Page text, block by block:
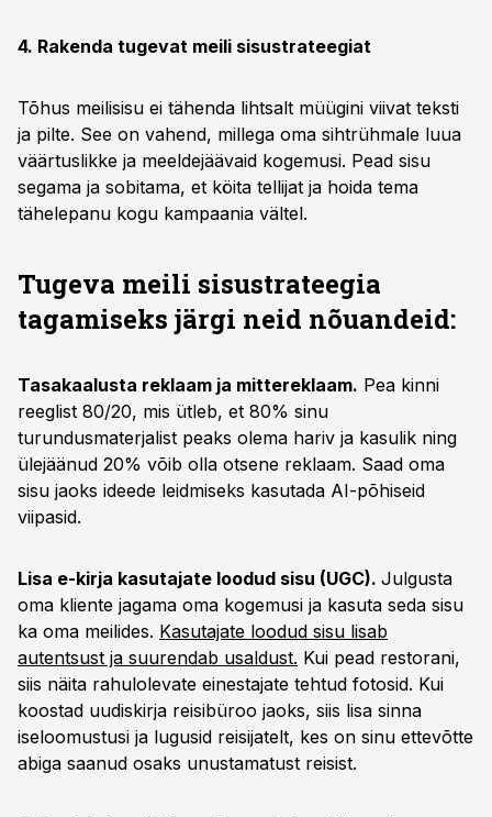
4. Rakenda tugevat meili sisustrateegiat
Tõhus meilisisu ei tähenda lihtsalt müügini viivat teksti
ja pilte. See on vahend, millega oma sihtrühmale luua
väärtuslikke ja meeldejäävaid kogemusi. Pead sisu
segama ja sobitama, et köita tellijat ja hoida tema
tähelepanu kogu kampaania vältel.
Tugeva meili sisustrateegia
tagamiseks järgi neid nõuandeid:
Tasakaalusta reklaam ja mittereklaam. Pea kinni
reeglist 80/20, mis ütleb, et 80% sinu
turundusmaterjalist peaks olema hariv ja kasulik ning
ülejäänud 20% võib olla otsene reklaam. Saad oma
sisu jaoks ideede leidmiseks kasutada AI-põhiseid
viipasid.
Lisa e-kirja kasutajate loodud sisu (UGC). Julgusta
oma kliente jagama oma kogemusi ja kasuta seda sisu
ka oma meilides. Kasutajate loodud sisu lisab
autentsust ja suurendab usaldust. Kui pead restorani,
siis näita rahulolevate einestajate tehtud fotosid. Kui
koostad uudiskirja reisibüroo jaoks, siis lisa sinna
iseloomustusi ja lugusid reisijatelt, kes on sinu ettevõtte
abiga saanud osaks unustamatust reisist.